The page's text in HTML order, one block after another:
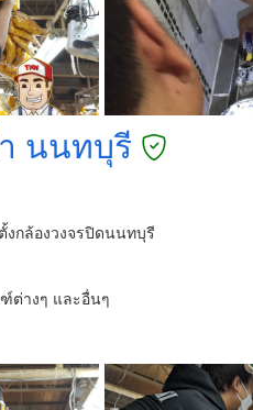
นนทบุรี
กล้องวงจรปิดนนทบุรี
ต่างๆ และอื่นๆ